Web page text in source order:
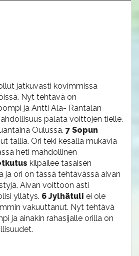
jatkuvasti kovimmissa
Nyt tehtävä on
ja Antti Ala- Rantalan
palata voittojen tielle.
Oulussa. 7 Sopun
tallia. Ori teki kesällä mukavia
heti mahdollinen
kilpailee tasaisen
ja ori on tässä tehtävässä aivan
Aivan voittoon asti
yllätys. 6 Jylhätuli ei ole
vakuuttanut. Nyt tehtävä
ja ainakin rahasijalle orilla on